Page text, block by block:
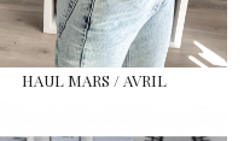
HAUL MARS / AVRIL